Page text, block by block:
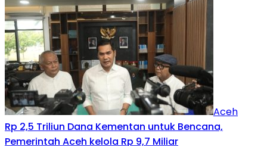
Aceh
Rp 2,5 Triliun Dana Kementan untuk Bencana,
Pemerintah Aceh kelola Rp 9,7 Miliar‎